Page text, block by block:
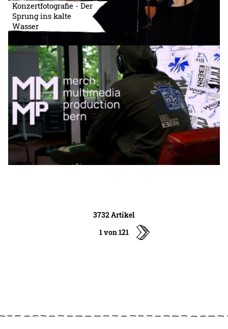
Konzertfotografie - Der
Sprung ins kalte
Wasser
3732 Artikel
1 von 121